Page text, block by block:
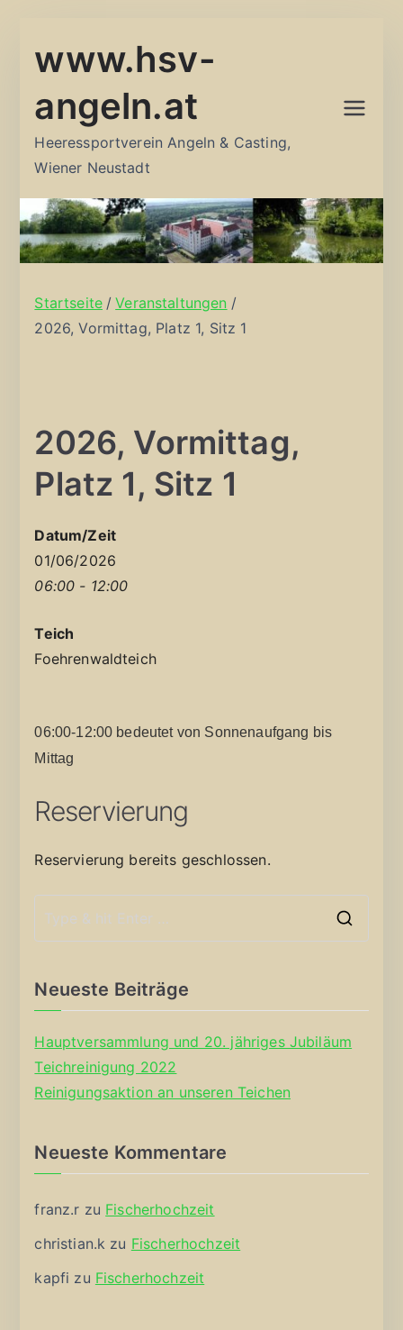
Inhalt
www.hsv-
angeln.at
Heeressportverein Angeln & Casting,
Wiener Neustadt
Startseite
Veranstaltungen
2026, Vormittag, Platz 1, Sitz 1
2026, Vormittag,
Platz 1, Sitz 1
Datum/Zeit
01/06/2026
06:00 - 12:00
Teich
Foehrenwaldteich
06:00-12:00 bedeutet von Sonnenaufgang bis
Mittag
Reservierung
Reservierung bereits geschlossen.
Neueste Beiträge
Hauptversammlung und 20. jähriges Jubiläum
Teichreinigung 2022
Reinigungsaktion an unseren Teichen
Neueste Kommentare
franz.r zu Fischerhochzeit
christian.k zu Fischerhochzeit
kapfi zu Fischerhochzeit